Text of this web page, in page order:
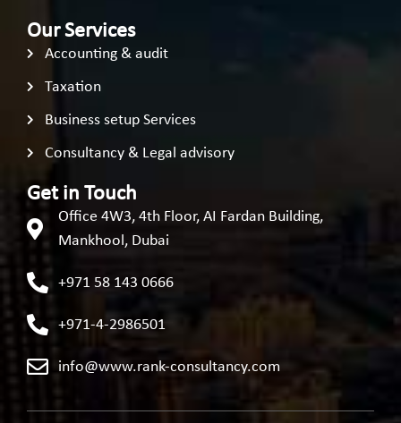
Our Services
Accounting & audit
Taxation
Business setup Services
Consultancy & Legal advisory
Get in Touch
Office 4W3, 4th Floor, AI Fardan Building,
Mankhool, Dubai
+971 58 143 0666
+971-4-2986501
info@www.rank-consultancy.com